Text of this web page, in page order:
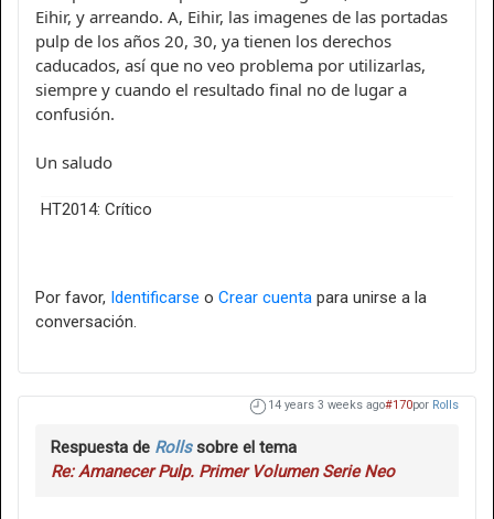
Eihir, y arreando. A, Eihir, las imagenes de las portadas
pulp de los años 20, 30, ya tienen los derechos
caducados, así que no veo problema por utilizarlas,
siempre y cuando el resultado final no de lugar a
confusión.
Un saludo
HT2014: Crítico
Por favor, Identificarse o Crear cuenta para unirse a la
conversación.
14 years 3 weeks ago#170por Rolls
Respuesta de Rollssobre el tema
Re: Amanecer Pulp. Primer Volumen Serie Neo